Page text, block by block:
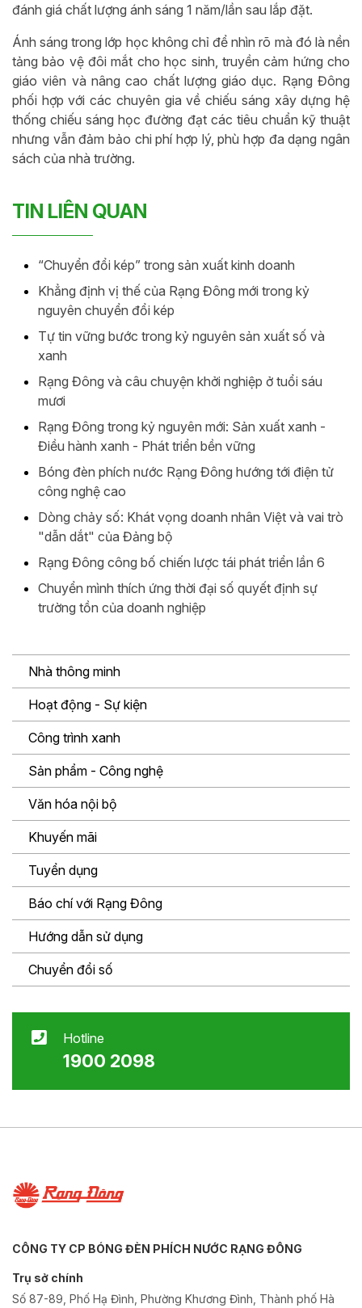
đánh giá chất lượng ánh sáng 1 năm/lần sau lắp đặt.
Ánh sáng trong lớp học không chỉ để nhìn rõ mà đó là nền
tảng bảo vệ đôi mắt cho học sinh, truyền cảm hứng cho
giáo viên và nâng cao chất lượng giáo dục. Rạng Đông
phối hợp với các chuyên gia về chiếu sáng xây dựng hệ
thống chiếu sáng học đường đạt các tiêu chuẩn kỹ thuật
nhưng vẫn đảm bảo chi phí hợp lý, phù hợp đa dạng ngân
sách của nhà trường.
TIN LIÊN QUAN
“Chuyển đổi kép” trong sản xuất kinh doanh
Khẳng định vị thế của Rạng Đông mới trong kỷ
nguyên chuyển đổi kép
Tự tin vững bước trong kỷ nguyên sản xuất số và
xanh
Rạng Đông và câu chuyện khởi nghiệp ở tuổi sáu
mươi
Rạng Đông trong kỷ nguyên mới: Sản xuất xanh -
Điều hành xanh - Phát triển bền vững
Bóng đèn phích nước Rạng Đông hướng tới điện tử
công nghệ cao
Dòng chảy số: Khát vọng doanh nhân Việt và vai trò
"dẫn dắt" của Đảng bộ
Rạng Đông công bố chiến lược tái phát triển lần 6
Chuyển mình thích ứng thời đại số quyết định sự
trường tồn của doanh nghiệp
Nhà thông minh
Hoạt động - Sự kiện
Công trình xanh
Sản phẩm - Công nghệ
Văn hóa nội bộ
Khuyến mãi
Tuyển dụng
Báo chí với Rạng Đông
Hướng dẫn sử dụng
Chuyển đổi số
Hotline
1900 2098
CÔNG TY CP BÓNG ĐÈN PHÍCH NƯỚC RẠNG ĐÔNG
Trụ sở chính
Số 87-89, Phố Hạ Đình, Phường Khương Đình, Thành phố Hà